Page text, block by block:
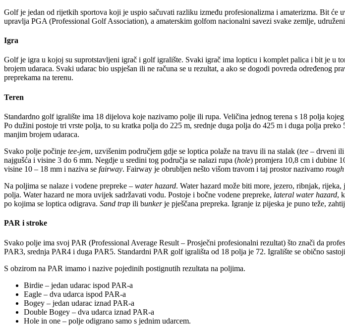
Golf je jedan od rijetkih sportova koji je uspio sačuvati razliku između profesionalizma i amaterizma. Bit
upravlja PGA (Professional Golf Association), a amaterskim golfom nacionalni savezi svake zemlje,
Igra
Golf je igra u kojoj su suprotstavljeni igrač i golf igralište. Svaki igrač ima lopticu i komplet palica i bit je u
brojem udaraca. Svaki udarac bio uspješan ili ne računa se u rezultat, a ako se dogodi povreda određenog
preprekama na terenu.
Teren
Standardno golf igralište ima 18 dijelova koje nazivamo polje ili rupa. Veličina jednog terena s 18 polja
Po dužini postoje tri vrste polja, to su kratka polja do 225 m, srednje duga polja do 425 m i duga polja
manjim brojem udaraca.
Svako polje počinje tee-jem, uzvišenim područjem gdje se loptica polaže na travu ili na stalak (tee – drveni ili
najgušća i visine 3 do 6 mm. Negdje u sredini tog područja se nalazi rupa (hole) promjera 10,8 cm i dubine
visine 10 – 18 mm i naziva se fairway. Fairway je obrubljen nešto višom travom i taj prostor nazivamo rough
Na poljima se nalaze i vodene prepreke – water hazard. Water hazard može biti more, jezero, ribnjak,
polja. Water hazard ne mora uvijek sadržavati vodu. Postoje i bočne vodene prepreke, lateral water hazard,
po kojima se loptica odigrava. Sand trap ili bunkerje pješčana prepreka. Igranje iz pijeska je puno teže,
PAR i stroke
Svako polje ima svoj PAR (Professional Average Result – Prosječni profesionalni rezultat) što znači da
PAR3, srednja PAR4 i duga PAR5. Standardni PAR golf igrališta od 18 polja je 72. Igralište se obično
S obzirom na PAR imamo i nazive pojedinih postignutih rezultata na poljima.
Birdie – jedan udarac ispod PAR-a
Eagle – dva udarca ispod PAR-a
Bogey – jedan udarac iznad PAR-a
Double Bogey – dva udarca iznad PAR-a
Hole in one – polje odigrano samo s jednim udarcem.